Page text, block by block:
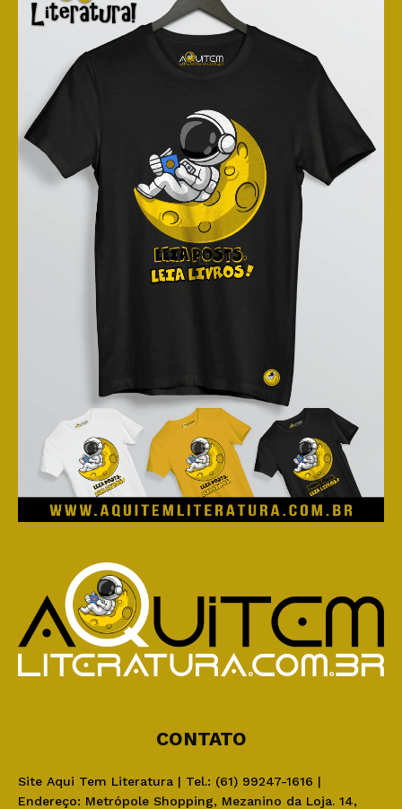
CONTATO
Site Aqui Tem Literatura | Tel.: (61) 99247-1616 |
Endereço: Metrópole Shopping, Mezanino da Loja. 14,